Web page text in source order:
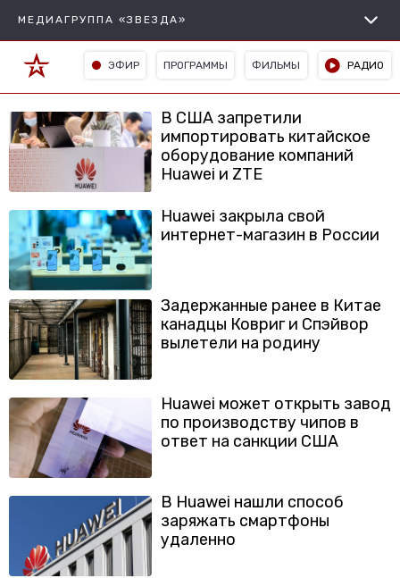
МЕДИАГРУППА «ЗВЕЗДА»
ЭФИР ПРОГРАММЫ ФИЛЬМЫ РАДИО
В США запретили
импортировать китайское
оборудование компаний
Huawei и ZTE
Huawei закрыла свой
интернет-магазин в России
Задержанные ранее в Китае
канадцы Ковриг и Спэйвор
вылетели на родину
Huawei может открыть завод
по производству чипов в
ответ на санкции США
В Huawei нашли способ
заряжать смартфоны
удаленно